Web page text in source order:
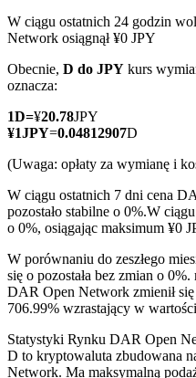
TradFi
Instrumenty pochodne na
towary
Kontrakty terminowe na
Kontrakty futures
W ciągu ostatnich 24 godzin
Network osiągnął ¥0 JPY
Obecnie, D do JPY kurs
oznacza:
1D=¥20.78JPY
¥1JPY=0.04812907D
(Uwaga: opłaty za wymianę i
W ciągu ostatnich 7 dni cena
pozostało stabilne o 0%.W
o 0%, osiągając maksimum ¥0
W porównaniu do zeszłego
się o pozostała bez zmian o
DAR Open Network zmienił się
706.99% wzrastający w
Statystyki Rynku DAR Open
D to kryptowaluta zbudowana
Network. Ma maksymalną